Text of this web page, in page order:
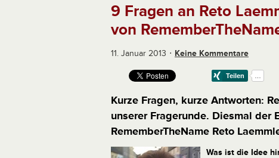
9 Fragen an Reto
von
11. Januar 2013 Keine Kommentare
Kurze Fragen, kurze Antworten:
unserer Fragerunde. Diesmal der
RememberTheName Reto
Was ist die Idee